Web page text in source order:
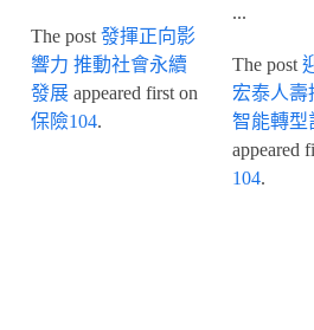
The post 發揮正向影
響力 推動社會永續
發展appeared first on
保險104.
...
The post
宏泰人壽
智能轉型
appeared
104.